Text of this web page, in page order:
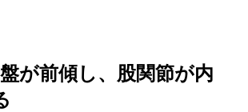
が前傾し、股関節が内